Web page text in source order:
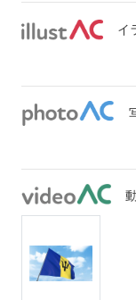
イ